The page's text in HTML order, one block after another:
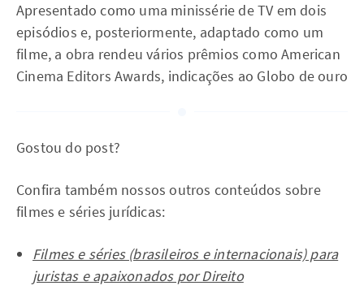
Apresentado como uma minissérie de TV em dois
episódios e, posteriormente, adaptado como um
filme, a obra rendeu vários prêmios como American
Cinema Editors Awards, indicações ao Globo de ouro
Gostou do post?
Confira também nossos outros conteúdos sobre
filmes e séries jurídicas:
Filmes e séries (brasileiros e internacionais) para
juristas e apaixonados por Direito